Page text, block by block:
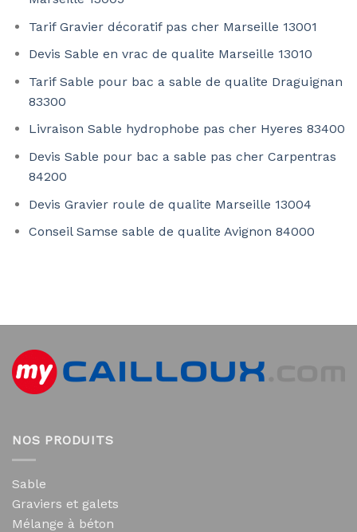
Tarif Gravier décoratif pas cher Marseille 13001
Devis Sable en vrac de qualite Marseille 13010
Tarif Sable pour bac a sable de qualite Draguignan
83300
Livraison Sable hydrophobe pas cher Hyeres 83400
Devis Sable pour bac a sable pas cher Carpentras
84200
Devis Gravier roule de qualite Marseille 13004
Conseil Samse sable de qualite Avignon 84000
NOS PRODUITS
Sable
Graviers et galets
Mélange à béton